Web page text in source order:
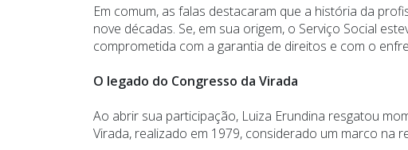
Em comum, as falas destacaram que a história da
nove décadas. Se, em sua origem, o Serviço Social
comprometida com a garantia de direitos e com o
O legado do Congresso da Virada
Ao abrir sua participação, Luiza Erundina resgatou
Virada, realizado em 1979, considerado um marco na